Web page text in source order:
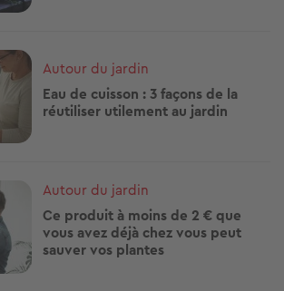
Autour du jardin
Eau de cuisson : 3 façons de la
réutiliser utilement au jardin
Autour du jardin
Ce produit à moins de 2 € que
vous avez déjà chez vous peut
sauver vos plantes